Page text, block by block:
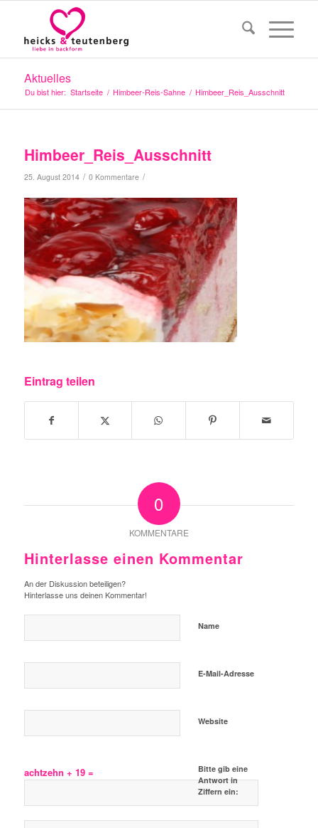
Aktuelles
Du bist hier: Startseite / Himbeer-Reis-Sahne / Himbeer_Reis_Ausschnitt
Himbeer_Reis_Ausschnitt
25. August 2014 / 0 Kommentare /
Eintrag teilen
0
KOMMENTARE
Hinterlasse einen Kommentar
An der Diskussion beteiligen?
Hinterlasse uns deinen Kommentar!
Name
E-Mail-Adresse
Website
Bitte gib eine
Antwort in
Ziffern ein:
achtzehn + 19 =